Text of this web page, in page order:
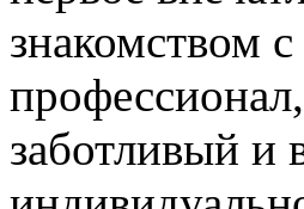
знакомством
заботливый и